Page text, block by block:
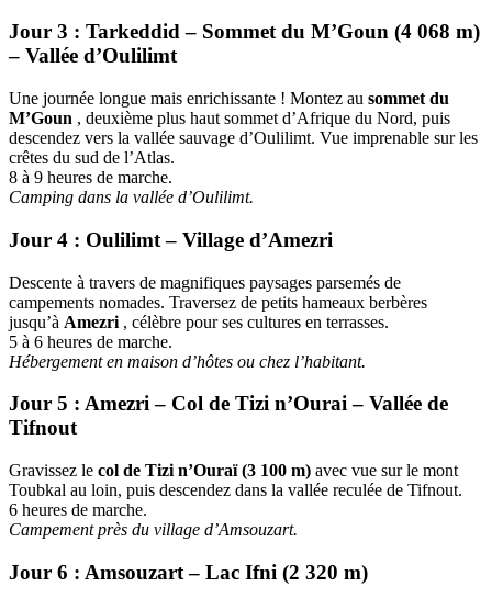
Jour 3 : Tarkeddid – Sommet du M’Goun (4 068 m)
– Vallée d’Oulilimt
Une journée longue mais enrichissante ! Montez au sommet du
M’Goun , deuxième plus haut sommet d’Afrique du Nord, puis
descendez vers la vallée sauvage d’Oulilimt. Vue imprenable sur les
crêtes du sud de l’Atlas.
8 à 9 heures de marche.
Camping dans la vallée d’Oulilimt.
Jour 4 : Oulilimt – Village d’Amezri
Descente à travers de magnifiques paysages parsemés de
campements nomades. Traversez de petits hameaux berbères
jusqu’à Amezri , célèbre pour ses cultures en terrasses.
5 à 6 heures de marche.
Hébergement en maison d’hôtes ou chez l’habitant.
Jour 5 : Amezri – Col de Tizi n’Ourai – Vallée de
Tifnout
Gravissez le col de Tizi n’Ouraï (3 100 m) avec vue sur le mont
Toubkal au loin, puis descendez dans la vallée reculée de Tifnout.
6 heures de marche.
Campement près du village d’Amsouzart.
Jour 6 : Amsouzart – Lac Ifni (2 320 m)